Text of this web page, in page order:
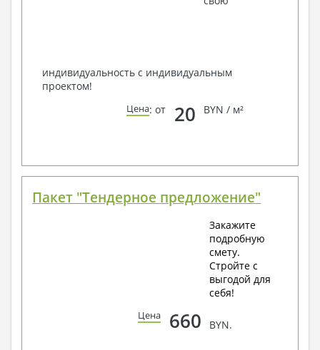
индивидуальность с индивидуальным
проектом!
Цена: от 20 BYN / м²
Пакет "Тендерное предложение"
Закажите
подробную
смету.
Стройте с
выгодой для
себя!
Цена 660 BYN.